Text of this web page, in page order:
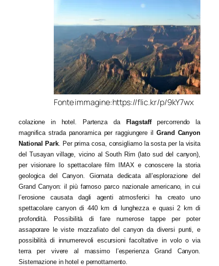
Fonte immagine:https://flic.kr/p/9kY7wx
colazione in hotel. Partenza da Flagstaffpercorrendo la
magnifica strada panoramica per raggiungere ilGrand Canyon
National Park. Per prima cosa, consigliamo la sosta per la visita
del Tusayan village, vicino al South Rim (lato sud del canyon),
per visionare lo spettacolare film IMAX e conoscere la storia
geologica del Canyon. Giornata dedicata all’esplorazione del
Grand Canyon: il più famoso parco nazionale americano, in cui
l’erosione causata dagli agenti atmosferici ha creato uno
spettacolare canyon di 440 km di lunghezza e quasi 2 km di
profondità. Possibilità di fare numerose tappe per poter
assaporare le viste mozzafiato del canyon da diversi punti, e
possibilità di innumerevoli escursioni facoltative in volo o via
terra per vivere al massimo l’esperienza Grand Canyon.
Sistemazione in hotel e pernottamento.